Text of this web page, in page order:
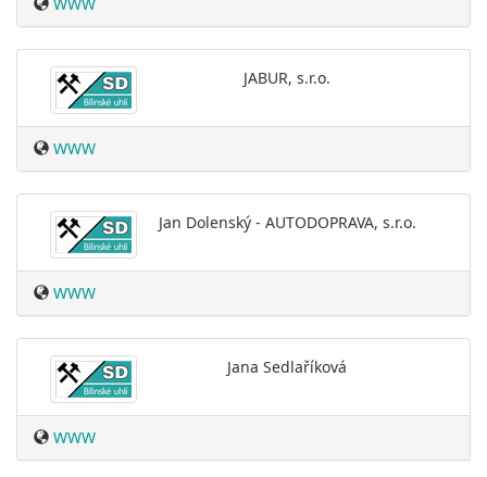
JABUR, s.r.o.
WWW
Jan Dolenský - AUTODOPRAVA, s.r.o.
WWW
Jana Sedlaříková
WWW